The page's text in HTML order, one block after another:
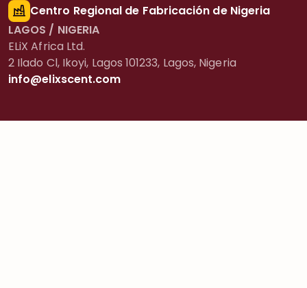
Centro Regional de Fabricación de Nigeria
LAGOS / NIGERIA
ELiX Africa Ltd.
2 Ilado Cl, Ikoyi, Lagos 101233, Lagos, Nigeria
info@elixscent.com